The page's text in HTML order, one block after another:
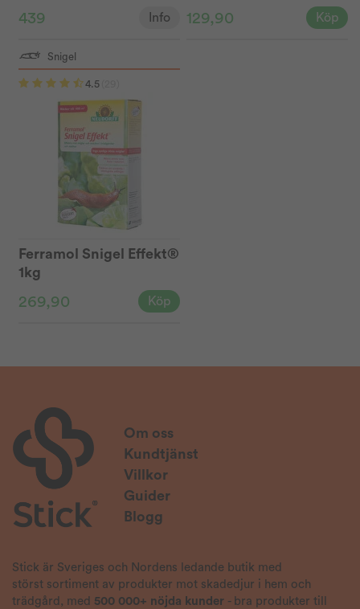
439 Info 129,90 Köp
Snigel
4.5
Ferramol Snigel Effekt®
1kg
269,90 Köp
Om oss
Kundtjänst
Villkor
Guider
Blogg
Stick är Sveriges och Nordens ledande butik med
störst sortiment av produkter mot skadedjur i hem och
trädgård, med 500 000+ nöjda kunder - bra produkter till